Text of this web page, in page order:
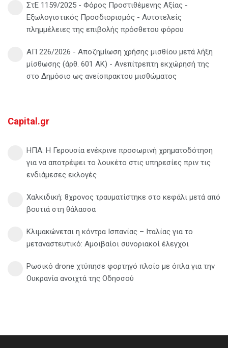
ΣτΕ 1159/2025 - Φόρος Προστιθέμενης Αξίας -
Εξωλογιστικός Προσδιορισμός - Αυτοτελείς
πλημμέλειες της επιβολής πρόσθετου φόρου
ΑΠ 226/2026 - Αποζημίωση χρήσης μισθίου μετά λήξη
μίσθωσης (άρθ. 601 ΑΚ) - Ανεπίτρεπτη εκχώρησή της
στο Δημόσιο ως ανείσπρακτου μισθώματος
Capital.gr
ΗΠΑ: Η Γερουσία ενέκρινε προσωρινή χρηματοδότηση
για να αποτρέψει το λουκέτο στις υπηρεσίες πριν τις
ενδιάμεσες εκλογές
Χαλκιδική: 8χρονος τραυματίστηκε στο κεφάλι μετά από
βουτιά στη θάλασσα
Κλιμακώνεται η κόντρα Ισπανίας – Ιταλίας για το
μεταναστευτικό: Αμοιβαίοι συνοριακοί έλεγχοι
Ρωσικό drone χτύπησε φορτηγό πλοίο με όπλα για την
Ουκρανία ανοιχτά της Οδησσού